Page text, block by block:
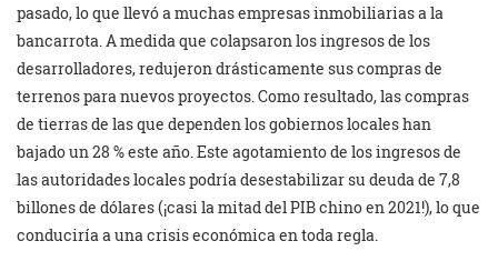
pasado, lo que llevó a muchas empresas inmobiliarias a la
bancarrota. A medida que colapsaron los ingresos de los
desarrolladores, redujeron drásticamente sus compras de
terrenos para nuevos proyectos. Como resultado, las compras
de tierras de las que dependen los gobiernos locales han
bajado un 28 % este año. Este agotamiento de los ingresos de
las autoridades locales podría desestabilizar su deuda de 7,8
billones de dólares (¡casi la mitad del PIB chino en 2021!), lo que
conduciría a una crisis económica en toda regla.